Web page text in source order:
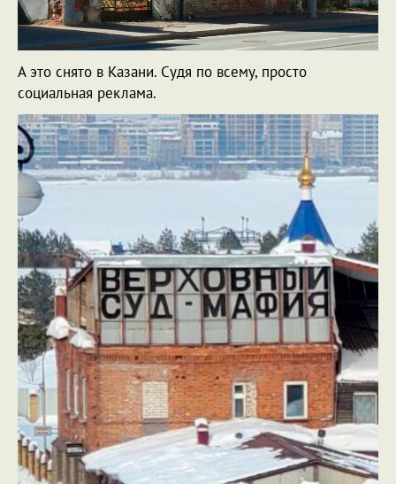
А это снято в Казани. Судя по всему, просто
социальная реклама.